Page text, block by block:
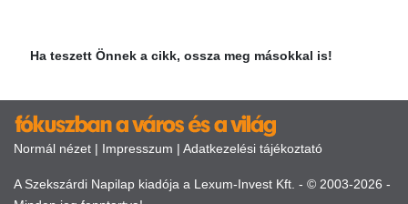
Ha teszett Önnek a cikk, ossza meg másokkal is!
Normál nézet | Impresszum | Adatkezelési tájékoztató
A Szekszárdi Napilap kiadója a Lexum-Invest Kft. - © 2003-2026 -